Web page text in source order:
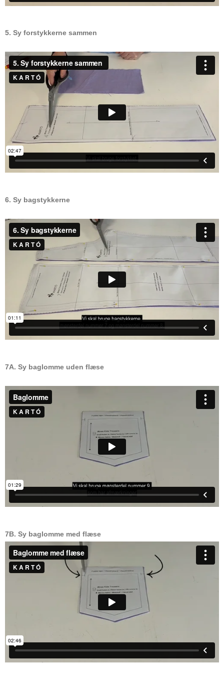
5. Sy forstykkerne sammen
6. Sy bagstykkerne
7A. Sy baglomme uden flæse
7B. Sy baglomme med flæse